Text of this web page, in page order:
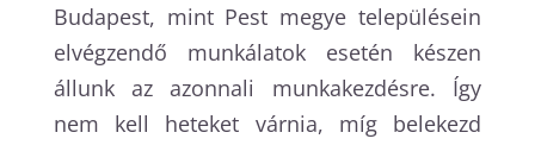
Budapest, mint Pest megye településein
elvégzendő munkálatok esetén készen
állunk az azonnali munkakezdésre. Így
nem kell heteket várnia, míg belekezd